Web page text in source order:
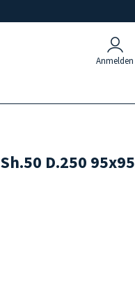
Anmelden
D.250 95x95